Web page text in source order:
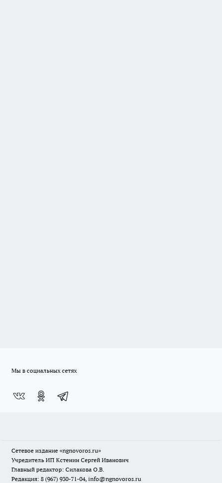
Мы в социальных сетях
Сетевое издание «ngnovoros.ru»
Учредитель ИП Кстенин Сергей Иванович
Главный редактор: Силакова О.В.
Редакция: 8 (967) 930-71-04, info@ngnovoros.ru